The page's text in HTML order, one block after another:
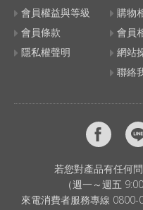
會員權益與等級
會員條款
隱私權聲明
購物
會員
網站
聯絡
若您對產品有任何
（週一～週五
來電消費者服務專線 0800-